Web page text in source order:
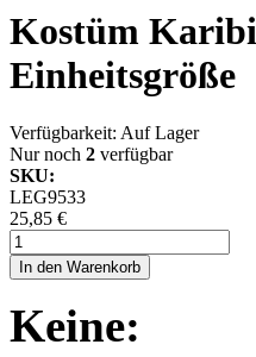
Kostüm
Einheitsgröße
Verfügbarkeit: Auf Lager
Nur noch 2 verfügbar
SKU:
LEG9533
25,85 €
In den Warenkorb
Keine: